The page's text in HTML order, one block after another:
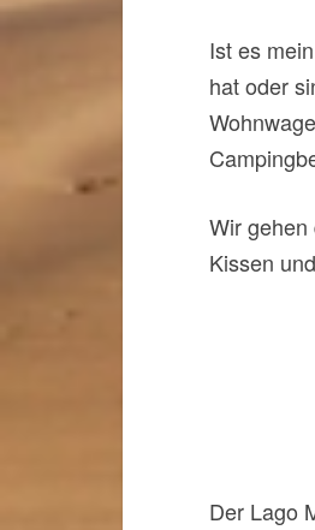
Ist es
hat oder
Wir
Kissen
Der Lago